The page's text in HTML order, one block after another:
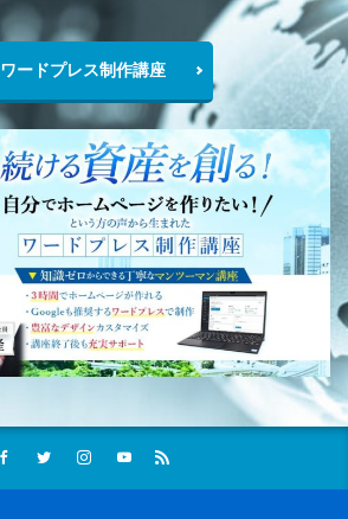
ワードプレス制作講座